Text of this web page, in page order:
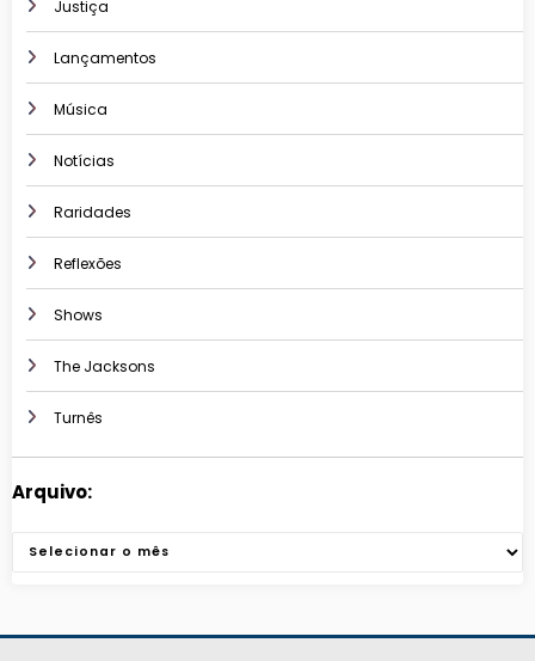
Justiça
Lançamentos
Música
Notícias
Raridades
Reflexões
Shows
The Jacksons
Turnês
Arquivo:
Arquivos